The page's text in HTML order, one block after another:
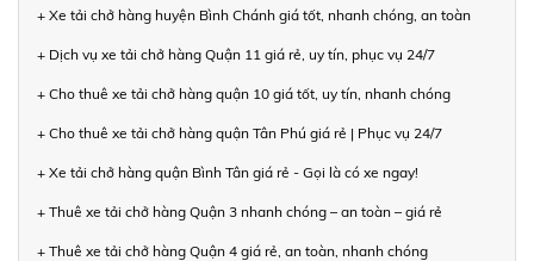
+ Xe tải chở hàng huyện Bình Chánh giá tốt, nhanh chóng, an toàn
+ Dịch vụ xe tải chở hàng Quận 11 giá rẻ, uy tín, phục vụ 24/7
+ Cho thuê xe tải chở hàng quận 10 giá tốt, uy tín, nhanh chóng
+ Cho thuê xe tải chở hàng quận Tân Phú giá rẻ | Phục vụ 24/7
+ Xe tải chở hàng quận Bình Tân giá rẻ - Gọi là có xe ngay!
+ Thuê xe tải chở hàng Quận 3 nhanh chóng – an toàn – giá rẻ
+ Thuê xe tải chở hàng Quận 4 giá rẻ, an toàn, nhanh chóng